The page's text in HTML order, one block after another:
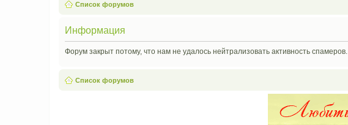
Список форумов
Информация
Форум закрыт потому, что нам не удалось нейтрализовать активность спамеров.
Список форумов